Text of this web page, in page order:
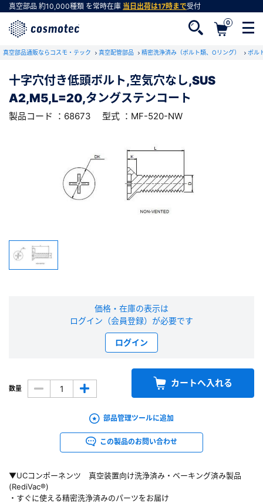
真空部品 約10,000種類 を常時在庫 当日出荷は17時まで受付
0
真空部品通販ならコスモ・テック 真空配管部品 精密洗浄済み（ボルト類、Oリング） ボル
十字穴付き低頭ボルト,空気穴なし,SUS
A2,M5,L=20,タングステンコート
製品コード ：68673 型式 ：MF-520-NW
▼UCコンポーネンツ 真空装置向け洗浄済み・ベーキング済み製品
(RediVac®)
・すぐに使える精密洗浄済みのパーツをお届け
価格・在庫の表示は
ログイン（会員登録）が必要です
ログイン
数量 カートへ入れる
部品管理ツールに追加
この製品のお問い合わせ
RoHS2適合報告書のダウンロード
下記製品のRoHS2適合報告書のダウンロードをします。
十字穴付き低頭ボルト,空気穴なし,SUS
A2,M5,L=20,タングステンコート
型式 ：MF-520-NW 製品コード ：68673
必須
会員登録がお済みでない方
会員登録をすれば、便利な機能がご利用いただけ
※新規会員登録をお申し込み頂いてから本登録となるまで、数日間かかる場合
があります。また当社の判断によりお断りする場合があります。
ログイン
※パスワードをお忘れの方は、パスワード再発行ページへ